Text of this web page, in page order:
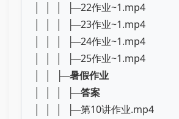
│ │ │ ├─22作业~1.mp4
│ │ │ ├─23作业~1.mp4
│ │ │ ├─24作业~1.mp4
│ │ │ ├─25作业~1.mp4
│ │ ├─暑假作业
│ │ │ ├─答案
│ │ │ ├─第10讲作业.mp4